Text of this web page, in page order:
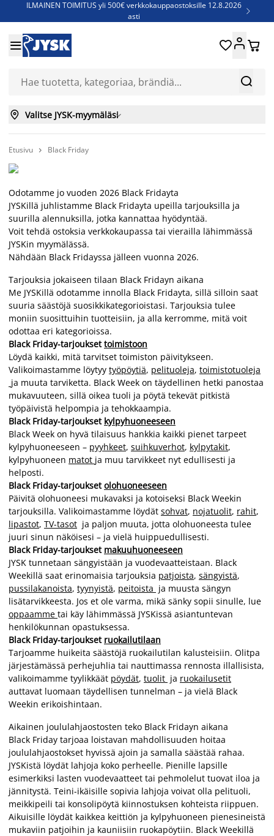
ILMAINEN TOIMITUS yli 500€ verkkokauppaostoksille 12.8.2026
asti

Jenkkisänkyjä - Säästä jopa 60%


 
 Valitse JYSK-myymäläsi
Etusivu  Black Friday
Odotamme jo vuoden 2026 Black Fridayta
JYSKillä juhlistamme Black Fridayta upeilla tarjouksilla ja
suurilla alennuksilla, jotka kannattaa hyödyntää.
Voit tehdä ostoksia verkkokaupassa tai vierailla lähimmässä
JYSKin myymälässä.
Nähdään Black Fridayssa jälleen vuonna 2026.
Tarjouksia jokaiseen tilaan Black Fridayn aikana
Me JYSKillä odotamme innolla Black Fridayta, sillä silloin saat
suuria säästöjä suosikkikategorioistasi. Tarjouksia tulee
moniin suosittuihin tuotteisiin, ja alla kerromme, mitä voit
odottaa eri kategorioissa.
Black Friday-tarjouksettoimistoon
Löydä kaikki, mitä tarvitset toimiston päivitykseen.
Valikoimastamme löytyy työpöytiä, pelituoleja, toimistotuoleja
ja muuta tarviketta. Black Week on täydellinen hetki panostaa
mukavuuteen, sillä oikea tuoli ja pöytä tekevät pitkistä
työpäivistä helpompia ja tehokkaampia.
Black Friday-tarjoukset kylpyhuoneeseen
Black Week on hyvä tilaisuus hankkia kaikki pienet tarpeet
kylpyhuoneeseen – pyyhkeet, suihkuverhot, kylpytakit,
kylpyhuoneen matot ja muu tarvikkeet nyt edullisesti ja
helposti.
Black Friday-tarjouksetolohuoneeseen
Päivitä olohuoneesi mukavaksi ja kotoiseksi Black Weekin
tarjouksilla. Valikoimastamme löydät sohvat, nojatuolit, rahi­t,
lipastot, TV-tasot ja paljon muuta, jotta olohuoneesta tulee
juuri sinun näköisesi – ja vielä huippuedullisesti.
Black Friday-tarjoukset makuuhuoneeseen
JYSK tunnetaan sängyistään ja vuodevaatteistaan. Black
Weekillä saat erinomaisia tarjouksia patjoista, sängyistä,
pussilakanoista, tyynyistä, peitoista ja muusta sängyn
lisätarvikkeesta. Jos et ole varma, mikä sänky sopii sinulle, lue
oppaamme tai käy lähimmässä JYSKissä asiantuntevan
henkilökunnan opastuksessa.
Black Friday-tarjoukset ruokailutilaan
Tarjoamme huikeita säästöjä ruokailutilan kalusteisiin. Olitpa
järjestämässä perhejuhlia tai nauttimassa rennosta illallisista,
valikoimamme tyylikkäät pöydät, tuolit ja ruokailusetit
auttavat luomaan täydellisen tunnelman – ja vielä Black
Weekin erikoishintaan.
Aikainen joululahjaostosten teko Black Fridayn aikana
Black Friday tarjoaa loistavan mahdollisuuden hoitaa
joululahjaostokset hyvissä ajoin ja samalla säästää rahaa.
JYSKistä löydät lahjoja koko perheelle. Pienille lapsille
esimerkiksi lasten vuodevaatteet tai pehmolelut tuovat iloa ja
jännitystä. Teini-ikäisille sopivia lahjoja voivat olla pelituoli,
meikkipeili tai konsolipöytä kiinnostuksen kohteista riippuen.
Aikuisille löydät kaikkea keittiön ja kylpyhuoneen pienesineistä
mukaviin patjoihin ja kauniisiin ruokapöytiin. Black Weekillä